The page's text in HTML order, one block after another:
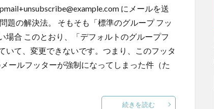
にメールを送
題の解決法。 そもそも「標準のグループ フッ
場合 このとおり、「デフォルトのグループフ
いて、変更できないです。つまり、このフッタ
ールフッターが強制になってしまった件（た
続きを読む